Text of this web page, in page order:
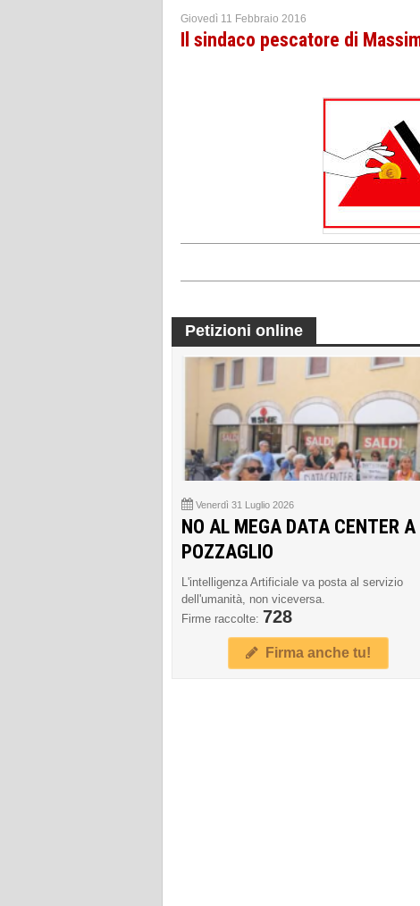
Giovedì 11 Febbraio 2016
Il sindaco pescatore di
Petizioni online
Venerdì 31 Luglio 2026
NO AL MEGA DATA CENTER A
POZZAGLIO
L'intelligenza Artificiale va posta al servizio
dell'umanità, non viceversa.
Firme raccolte: 728
Firma anche tu!